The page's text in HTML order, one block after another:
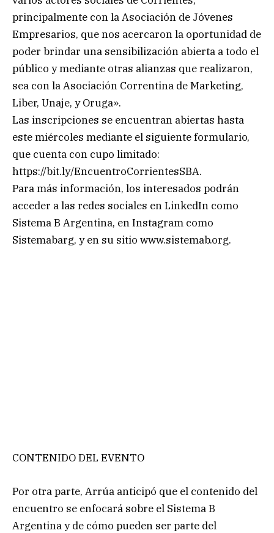
principalmente con la Asociación de Jóvenes
Empresarios, que nos acercaron la oportunidad de
poder brindar una sensibilización abierta a todo el
público y mediante otras alianzas que realizaron,
sea con la Asociación Correntina de Marketing,
Liber, Unaje, y Oruga».
Las inscripciones se encuentran abiertas hasta
este miércoles mediante el siguiente formulario,
que cuenta con cupo limitado:
https://bit.ly/EncuentroCorrientesSBA.
Para más información, los interesados podrán
acceder a las redes sociales en LinkedIn como
Sistema B Argentina, en Instagram como
Sistemabarg, y en su sitio www.sistemab.org.
CONTENIDO DEL EVENTO
Por otra parte, Arrúa anticipó que el contenido del
encuentro se enfocará sobre el Sistema B
Argentina y de cómo pueden ser parte del